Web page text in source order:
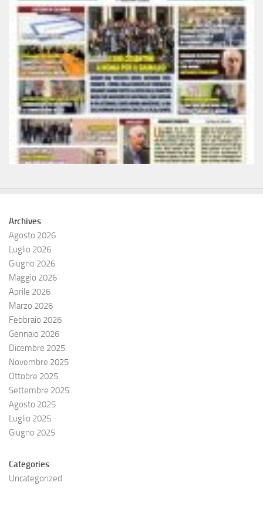
Archives
Agosto 2026
Luglio 2026
Giugno 2026
Maggio 2026
Aprile 2026
Marzo 2026
Febbraio 2026
Gennaio 2026
Dicembre 2025
Novembre 2025
Ottobre 2025
Settembre 2025
Agosto 2025
Luglio 2025
Giugno 2025
Categories
Uncategorized